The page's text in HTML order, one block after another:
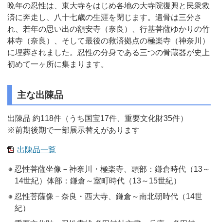
晩年の忍性は、東大寺をはじめ各地の大寺院復興と民衆救
済に奔走し、八十七歳の生涯を閉じます。遺骨は三分さ
れ、若年の思い出の額安寺（奈良）、行基菩薩ゆかりの竹
林寺（奈良）、そして最後の救済拠点の極楽寺（神奈川）
に埋葬されました。忍性の分身である三つの骨蔵器が史上
初めて一ヶ所に集まります。
主な出陳品
出陳品 約118件（うち国宝17件、重要文化財35件）
※前期後期で一部展示替えがあります
出陳品一覧
忍性菩薩坐像－神奈川・極楽寺、頭部：鎌倉時代（13～
14世紀）体部：鎌倉～室町時代（13～15世紀）
忍性菩薩像－奈良・西大寺、鎌倉～南北朝時代（14世
紀）